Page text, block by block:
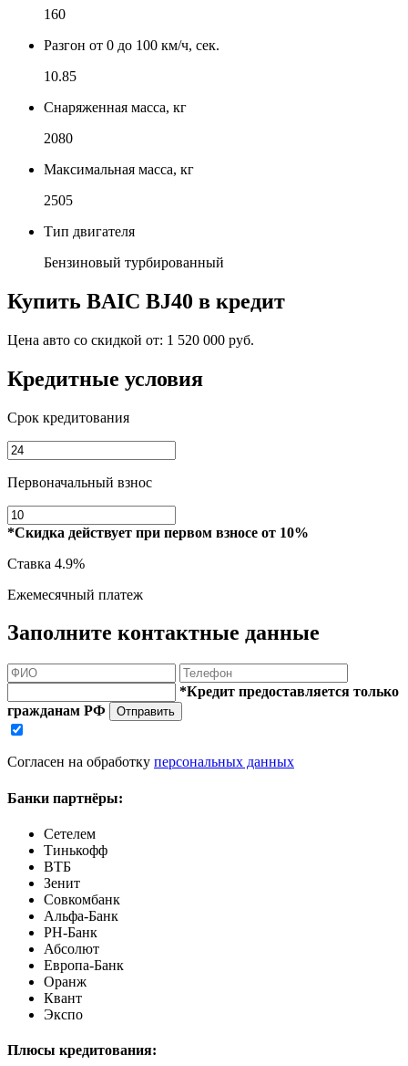
160
Разгон от 0 до 100 км/ч, сек.
10.85
Снаряженная масса, кг
2080
Максимальная масса, кг
2505
Тип двигателя
Бензиновый турбированный
Купить BAIC BJ40 в кредит
Цена авто со скидкой от: 1 520 000 руб.
Кредитные условия
Срок кредитования
Первоначальный взнос
*Скидка действует при первом взносе от 10%
Ставка 4.9%
Ежемесячный платеж
Заполните контактные данные
*Кредит предоставляется только
гражданам РФ
Отправить
Согласен на обработку персональных данных
Банки партнёры:
Сетелем
Тинькофф
ВТБ
Зенит
Совкомбанк
Альфа-Банк
РН-Банк
Абсолют
Европа-Банк
Оранж
Квант
Экспо
Плюсы кредитования: